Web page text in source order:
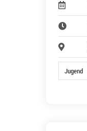
Jugend